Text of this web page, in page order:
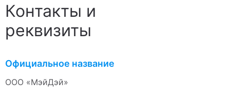
Контакты и
реквизиты
Официальное название
ООО «МэйДэй»